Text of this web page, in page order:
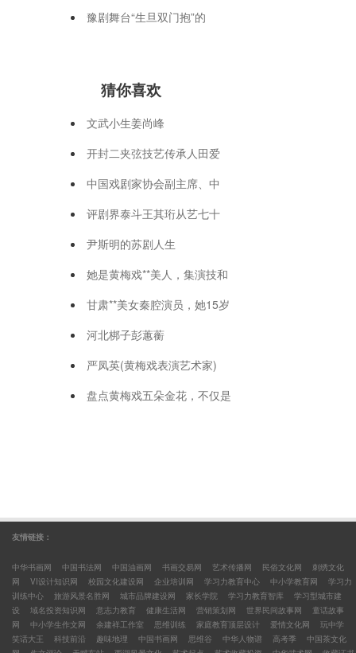
豫剧舞台“生旦双门抱”的
猜你喜欢
文武小生姜尚峰
开封二夹弦技艺传承人田爱
中国戏剧家协会副主席、中
评剧界泰斗王其珩从艺七十
尹斯明的苏剧人生
她是黄梅戏**美人，集演技和
甘肃**美女秦腔演员，她15岁
河北梆子彭蕙蘅
严凤英(黄梅戏表演艺术家)
盘点黄梅戏五朵金花，不仅是
友情链接：
中华书画网 中国书法网 中国油画网 书画交易网 艺术传播网 民俗文化网
刺绣文化
网
VI设计知识网 校园文化建设网 企业培训网 学习力教育中心 中小学教育网
学习力
训练中心
旅游风景名胜网 城市品牌建设网 家长学院 学习力教育智库
学习型城市建
设
域名投资知识网 意志力教育 健康生活网 营销策划网 世界民间故事网
童话故事
网
中小学生作文网 余建祥工作室 思维训练 家庭教育顶层设计 爱情文化网
玩中学
笑话大王
科技前沿 趣味地理 中国书画网 思维谷 中华人物谱 高考季
中国茶文化